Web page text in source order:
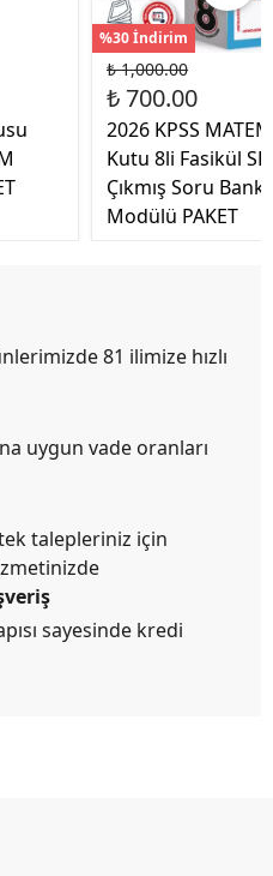
%30 İndirim
₺ 1,000.00
₺ 700.00
2026 KPSS
Kutu 8li Fasikül
Çıkmış Soru
Modülü PAKET
81 ilimize hızlı
uygun vade oranları
talepleriniz için
sayesinde kredi